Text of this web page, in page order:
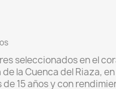
seleccionados en el
la Cuenca del Riaza,
de 15 años y con